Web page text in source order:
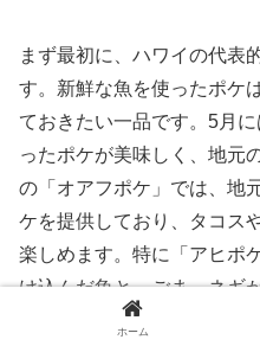
まず最初に、ハワイの代表
す。新鮮な魚を使ったポケ
ておきたい一品です。5月
ったポケが美味しく、地元
の「オアフポケ」では、地
ケを提供しており、タコス
楽しめます。特に「アヒポ
け込んだ魚と、ごま、ネギ
ままご飯に乗せて食べると
ホーム